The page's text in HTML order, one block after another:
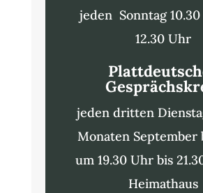
jeden Sonntag
12.30 Uhr
jeden dritten
Monaten September
um 19.30 Uhr bis
Heimathaus